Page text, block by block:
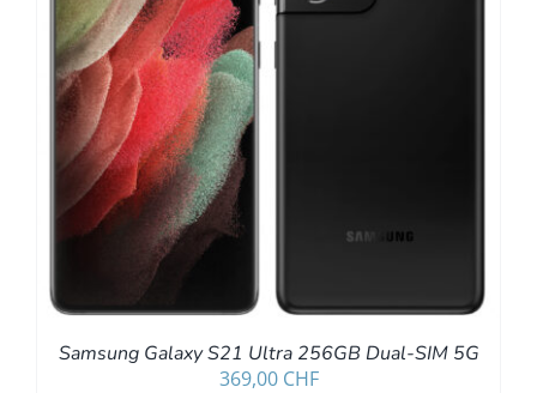
Samsung Galaxy S21 Ultra 256GB Dual-SIM 5G
369,00 CHF